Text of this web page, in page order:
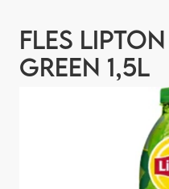
Fles
green 1,5L